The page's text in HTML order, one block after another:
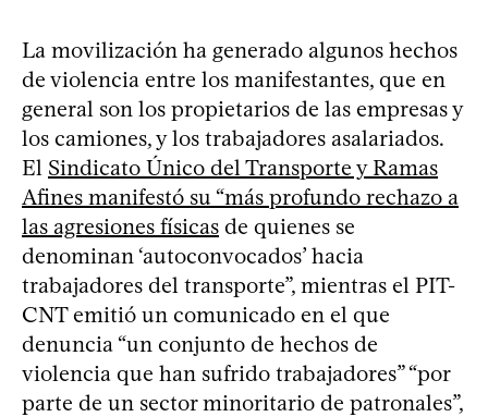
La movilización ha generado algunos hechos
de violencia entre los manifestantes, que en
general son los propietarios de las empresas y
los camiones, y los trabajadores asalariados.
El Sindicato Único del Transporte y Ramas
Afines manifestó su “más profundo rechazo a
las agresiones físicas de quienes se
denominan ‘autoconvocados’ hacia
trabajadores del transporte”, mientras el PIT-
CNT emitió un comunicado en el que
denuncia “un conjunto de hechos de
violencia que han sufrido trabajadores” “por
parte de un sector minoritario de patronales”,